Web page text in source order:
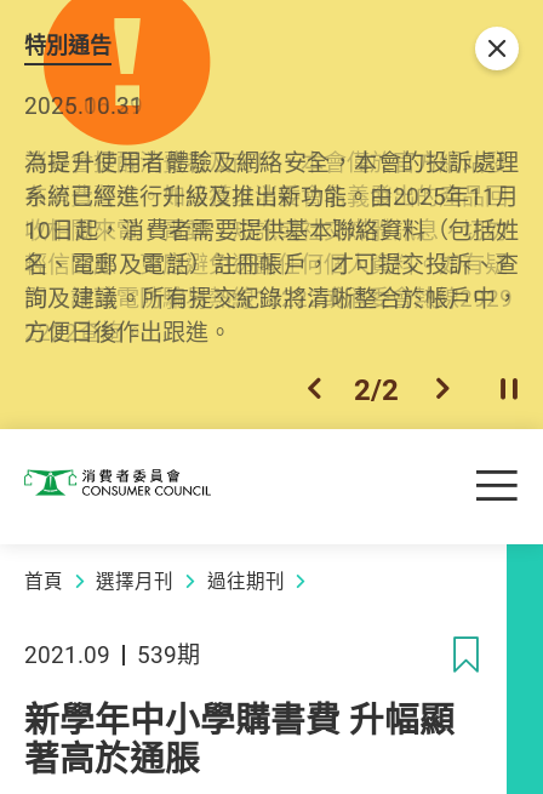
特別通告
2026.06.29
消委會提醒消費者及商戶，本會僅於官方網站發
布消費警示。如接獲以消委會名義發出的產品回
收相關來電、電郵、短訊或社交媒體訊息，切勿
輕信回應，更應避免透露任何個人資料。如有疑
問，請致電防騙易熱線18222或消委會熱線2929
2222查詢。
2025.10.31
為提升使用者體驗及網絡安全，本會的投訴處理
系統已經進行升級及推出新功能。由2025年11月
10日起，消費者需要提供基本聯絡資料（包括姓
名、電郵及電話）註冊帳戶，才可提交投訴、查
詢及建議。所有提交紀錄將清晰整合於帳戶中，
方便日後作出跟進。
上一個
2/2 下一個開
關閉
消費者委員會 目
首頁 選擇月刊 過往期刊
2021.09 539期
新學年中小學購書費 升幅顯
著高於通脹